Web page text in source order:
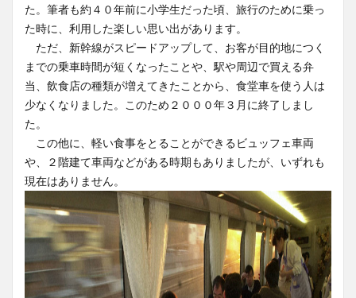
た。筆者も約４０年前に小学生だった頃、旅行のために乗っ
た時に、利用した楽しい思い出があります。
ただ、新幹線がスピードアップして、お客が目的地につく
までの乗車時間が短くなったことや、駅や周辺で買える弁
当、飲食店の種類が増えてきたことから、食堂車を使う人は
少なくなりました。このため２０００年３月に終了しまし
た。
この他に、軽い食事をとることができるビュッフェ車両
や、２階建て車両などがある時期もありましたが、いずれも
現在はありません。